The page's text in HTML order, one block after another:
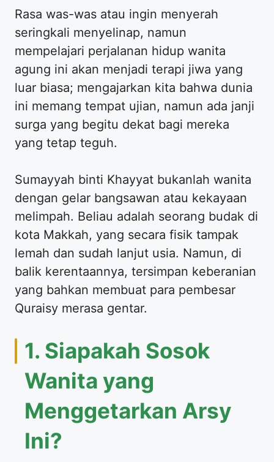
Rasa was-was atau ingin menyerah
seringkali menyelinap, namun
mempelajari perjalanan hidup wanita
agung ini akan menjadi terapi jiwa yang
luar biasa; mengajarkan kita bahwa dunia
ini memang tempat ujian, namun ada janji
surga yang begitu dekat bagi mereka
yang tetap teguh.
​Sumayyah binti Khayyat bukanlah wanita
dengan gelar bangsawan atau kekayaan
melimpah. Beliau adalah seorang budak di
kota Makkah, yang secara fisik tampak
lemah dan sudah lanjut usia. Namun, di
balik kerentaannya, tersimpan keberanian
yang bahkan membuat para pembesar
Quraisy merasa gentar.
​1. Siapakah Sosok
Wanita yang
Menggetarkan Arsy
Ini?